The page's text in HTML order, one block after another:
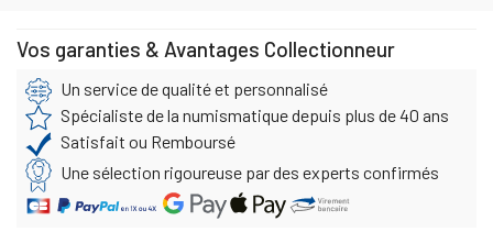
Vos garanties & Avantages Collectionneur
Un service de qualité et personnalisé
Spécialiste de la numismatique depuis plus de 40 ans
Satisfait ou Remboursé
Une sélection rigoureuse par des experts confirmés